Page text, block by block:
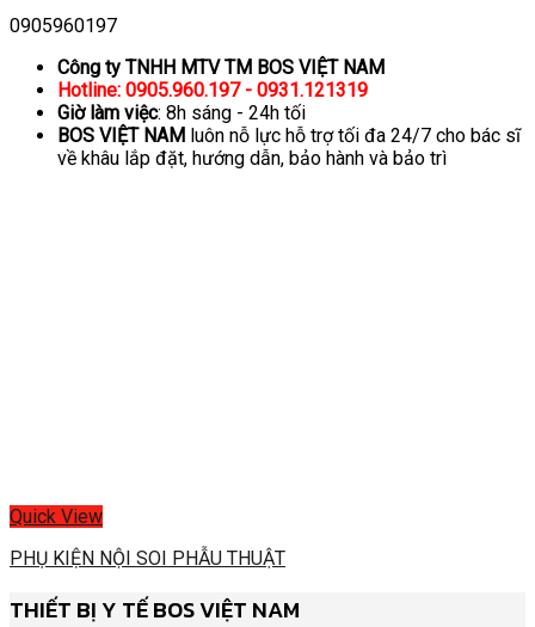
0905960197
Công ty TNHH MTV TM BOS VIỆT NAM
Hotline: 0905.960.197 - 0931.121319
Giờ làm việc: 8h sáng - 24h tối
BOS VIỆT NAM luôn nỗ lực hỗ trợ tối đa 24/7 cho bác sĩ
về khâu lắp đặt, hướng dẫn, bảo hành và bảo trì
Quick View
PHỤ KIỆN NỘI SOI PHẪU THUẬT
THIẾT BỊ Y TẾ BOS VIỆT NAM